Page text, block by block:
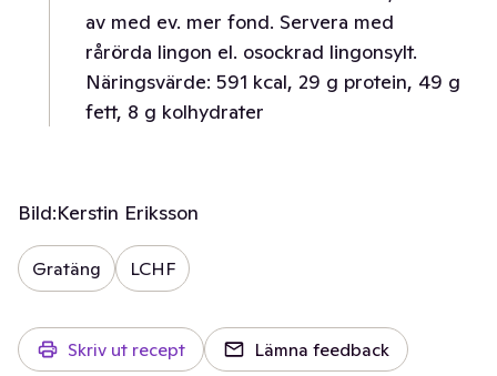
av med ev. mer fond. Servera med
rårörda lingon el. osockrad lingonsylt.
Näringsvärde: 591 kcal, 29 g protein, 49 g
fett, 8 g kolhydrater
Bild:Kerstin Eriksson
Gratäng LCHF
Skriv ut recept Lämna feedback